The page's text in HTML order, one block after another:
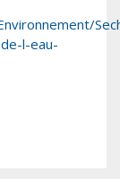
l-eau-